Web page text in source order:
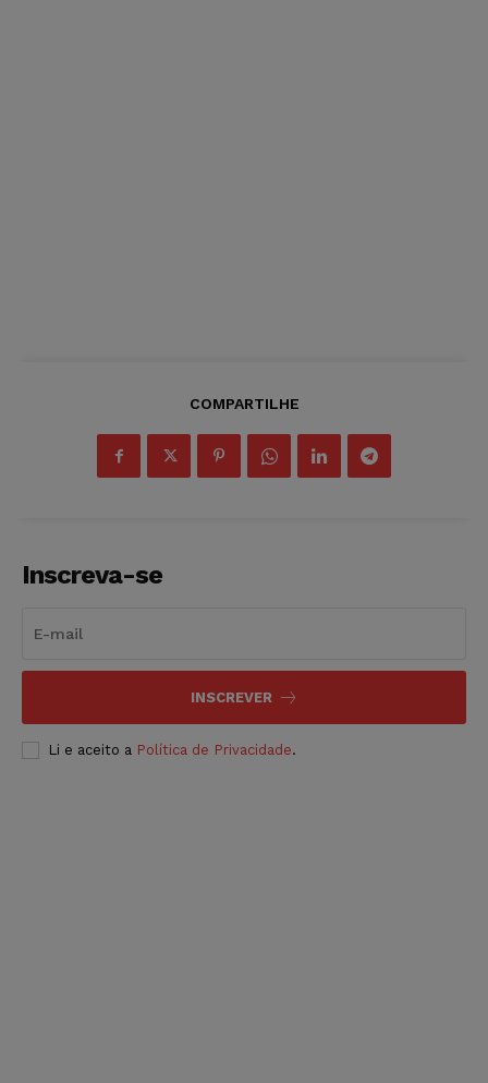
COMPARTILHE
Inscreva-se
INSCREVER
Li e aceito a Política de Privacidade.